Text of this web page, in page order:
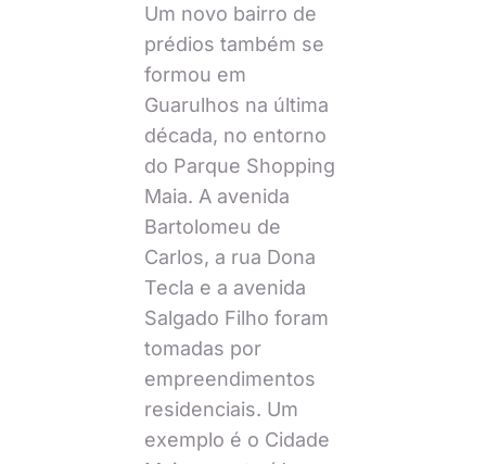
Um novo bairro de
prédios também se
formou em
Guarulhos na última
década, no entorno
do Parque Shopping
Maia. A avenida
Bartolomeu de
Carlos, a rua Dona
Tecla e a avenida
Salgado Filho foram
tomadas por
empreendimentos
residenciais. Um
exemplo é o Cidade